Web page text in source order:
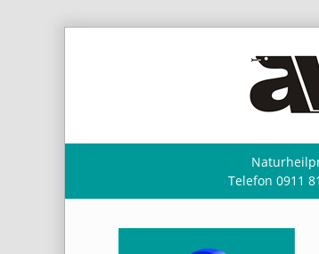
Telefon 0911